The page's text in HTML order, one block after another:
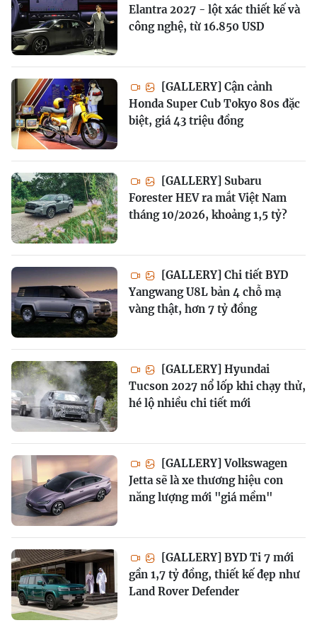
Elantra 2027 - lột xác thiết kế và
công nghệ, từ 16.850 USD
[GALLERY] Cận cảnh
Honda Super Cub Tokyo 80s đặc
biệt, giá 43 triệu đồng
[GALLERY] Subaru
Forester HEV ra mắt Việt Nam
tháng 10/2026, khoảng 1,5 tỷ?
[GALLERY] Chi tiết BYD
Yangwang U8L bản 4 chỗ mạ
vàng thật, hơn 7 tỷ đồng
[GALLERY] Hyundai
Tucson 2027 nổ lốp khi chạy thử,
hé lộ nhiều chi tiết mới
[GALLERY] Volkswagen
Jetta sẽ là xe thương hiệu con
năng lượng mới "giá mềm"
[GALLERY] BYD Ti 7 mới
gần 1,7 tỷ đồng, thiết kế đẹp như
Land Rover Defender